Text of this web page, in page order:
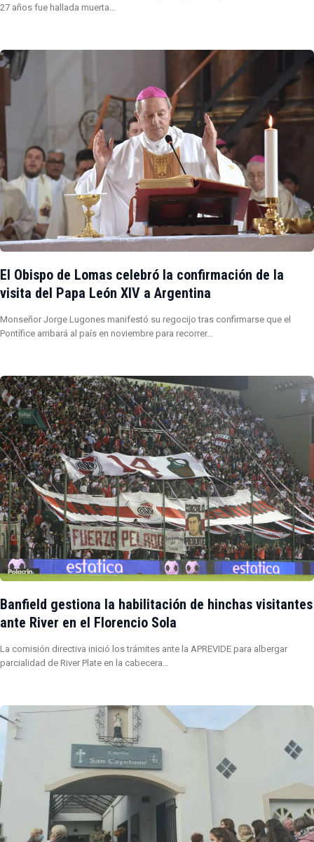
27 años fue hallada muerta…
El Obispo de Lomas celebró la confirmación de la
visita del Papa León XIV a Argentina
Monseñor Jorge Lugones manifestó su regocijo tras confirmarse que el
Pontífice arribará al país en noviembre para recorrer…
Banfield gestiona la habilitación de hinchas visitantes
ante River en el Florencio Sola
La comisión directiva inició los trámites ante la APREVIDE para albergar
parcialidad de River Plate en la cabecera…